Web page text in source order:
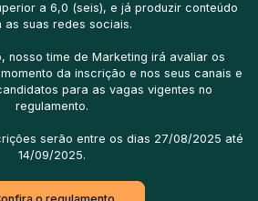
a 6,0 (seis), e já produzir conteúdo
as suas redes sociais.
nosso time de Marketing irá avaliar os
da inscrição e nos seus canais e
para as vagas vigentes no
regulamento.
serão entre os dias 27/08/2025 até
14/09/2025.